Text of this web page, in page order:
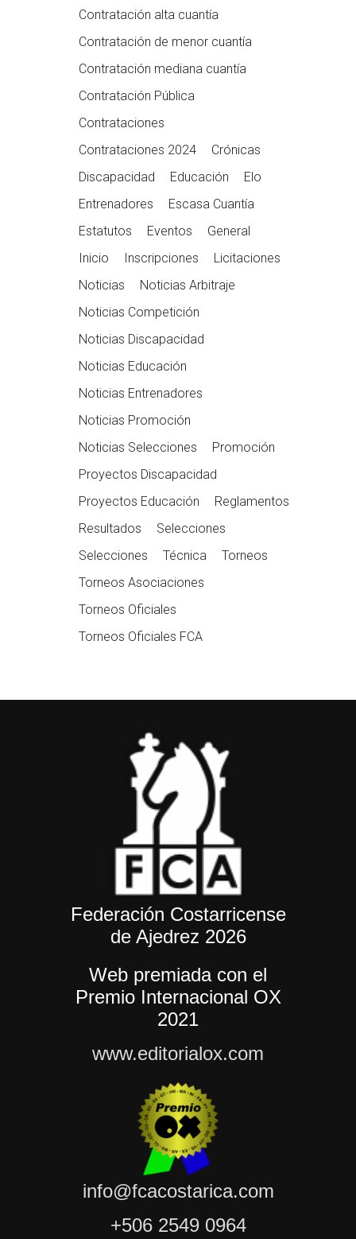
Contratación alta cuantía
Contratación de menor cuantía
Contratación mediana cuantía
Contratación Pública
Contrataciones
Contrataciones 2024
Crónicas
Discapacidad
Educación
Elo
Entrenadores
Escasa Cuantía
Estatutos
Eventos
General
Inicio
Inscripciones
Licitaciones
Noticias
Noticias Arbitraje
Noticias Competición
Noticias Discapacidad
Noticias Educación
Noticias Entrenadores
Noticias Promoción
Noticias Selecciones
Promoción
Proyectos Discapacidad
Proyectos Educación
Reglamentos
Resultados
Selecciones
Selecciones
Técnica
Torneos
Torneos Asociaciones
Torneos Oficiales
Torneos Oficiales FCA
Federación Costarricense
de Ajedrez 2026
Web premiada con el
Premio Internacional OX
2021
www.editorialox.com
info@fcacostarica.com
+506 2549 0964